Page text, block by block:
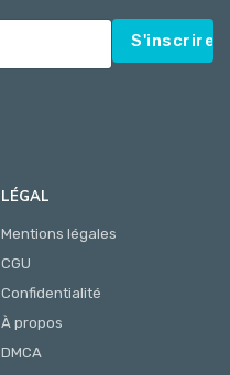
S'inscrire
LÉGAL
Mentions légales
CGU
Confidentialité
À propos
DMCA